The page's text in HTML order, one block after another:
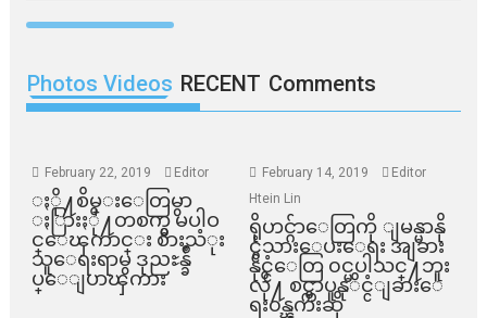
Photos Videos RECENT Comments
February 22, 2019 Editor
ႏို႔စိမ္းေတြမွာ
ႏြားႏို႔တစက္မွ မပါဝ
င္ေၾကာင္း စားသံုး
သူေရးရာမွ ဒုညႊန္ခ်ဳ
ပ္ေျပာၾကား
February 14, 2019
Editor
Htein Lin
ရိုဟင္ဂ်ာေတြကို ျမန္မာနို
င္ငံသားေပးေရး အျခား
နိုင္ငံေတြ ၀င္မပါသင္႔ဘူး
လို႔ စင္ကာပူနုိင္ငံျခားေ
ရး၀န္ၾကီးဆို